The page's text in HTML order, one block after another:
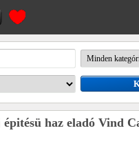
haz eladó Vind